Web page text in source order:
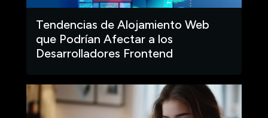
Tendencias de Alojamiento Web
que Podrían Afectar a los
Desarrolladores Frontend